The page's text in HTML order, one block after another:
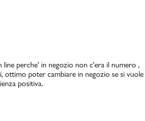
perche' in negozio non c'era il numero ,
ottimo poter cambiare in negozio se si vuole
positiva.